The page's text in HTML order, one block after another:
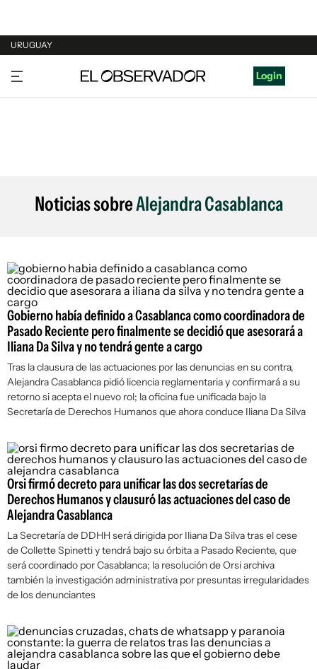
URUGUAY
URUGUAY
ARGENTINA
Login
Noticias sobreAlejandra Casablanca
Gobierno había definido a Casablanca como coordinadora de
Pasado Reciente pero finalmente se decidió que asesorará a
Iliana Da Silva y no tendrá gente a cargo
Tras la clausura de las actuaciones por las denuncias en su contra,
Alejandra Casablanca pidió licencia reglamentaria y confirmará a su
retorno si acepta el nuevo rol; la oficina fue unificada bajo la
Secretaría de Derechos Humanos que ahora conduce Iliana Da Silva
Orsi firmó decreto para unificar las dos secretarías de
Derechos Humanos y clausuró las actuaciones del caso de
Alejandra Casablanca
La Secretaría de DDHH será dirigida por Iliana Da Silva tras el cese
de Collette Spinetti y tendrá bajo su órbita a Pasado Reciente, que
será coordinado por Casablanca; la resolución de Orsi archiva
también la investigación administrativa por presuntas irregularidades
de los denunciantes